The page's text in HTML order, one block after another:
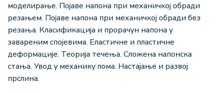
моделирање. Појаве напона при механичкој обради
резањем. Појаве напона при механичкој обради без
резања. Класификација и прорачун напона у
завареним спојевима. Еластичне и пластичне
деформације. Теорија течења. Сложена напонска
стања. Увод у механику лома. Настајање и развој
прслина.